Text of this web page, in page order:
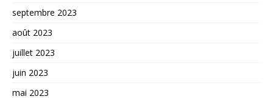
septembre 2023
août 2023
juillet 2023
juin 2023
mai 2023